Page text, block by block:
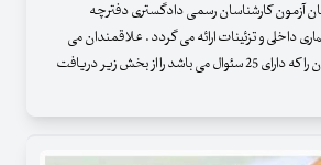
آزمون کارشناسان رسمی دادگستری دفترچه
داخلی و تزئینات ارائه می گردد . علاقمندان می
توانند اصل دفترچه آزمون را که دارای 25 سئوال می باشد را از بخش زیر دریافت